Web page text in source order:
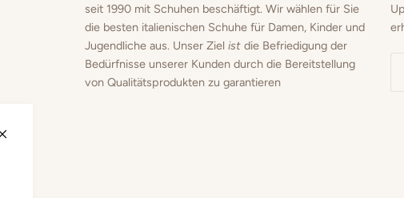
seit 1990 mit Schuhen beschäftigt. Wir wählen für Sie
die besten italienischen Schuhe für Damen, Kinder und
Jugendliche aus. Unser Ziel ist die Befriedigung der
Bedürfnisse unserer Kunden durch die Bereitstellung
von Qualitätsprodukten zu garantieren